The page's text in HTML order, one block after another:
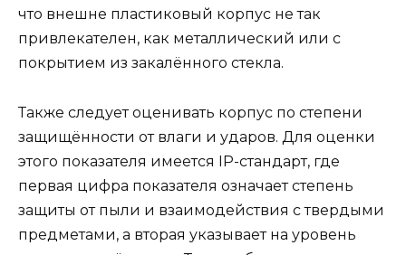
что внешне пластиковый корпус не так
привлекателен, как металлический или с
покрытием из закалённого стекла.
Также следует оценивать корпус по степени
защищённости от влаги и ударов. Для оценки
этого показателя имеется IP-стандарт, где
первая цифра показателя означает степень
защиты от пыли и взаимодействия с твердыми
предметами, а вторая указывает на уровень